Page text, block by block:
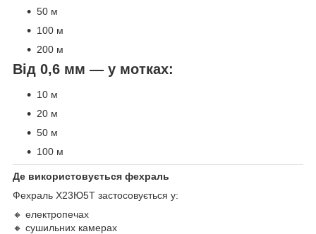
50 м
100 м
200 м
Від 0,6 мм — у мотках:
10 м
20 м
50 м
100 м
Де використовується фехраль
Фехраль Х23Ю5Т застосовується у:
🔸 електропечах
🔸 сушильних камерах